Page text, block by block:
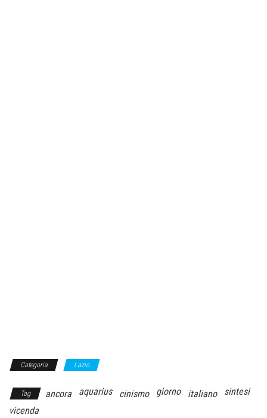
Categoria Lazio
Tag ancora aquarius cinismo giorno italiano
sintesi
vicenda